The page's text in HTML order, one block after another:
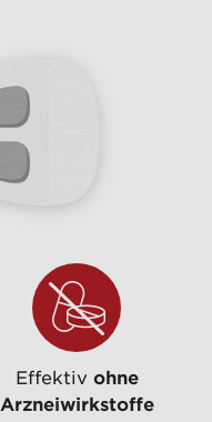
Effektiv ohne
Arzneiwirkstoffe